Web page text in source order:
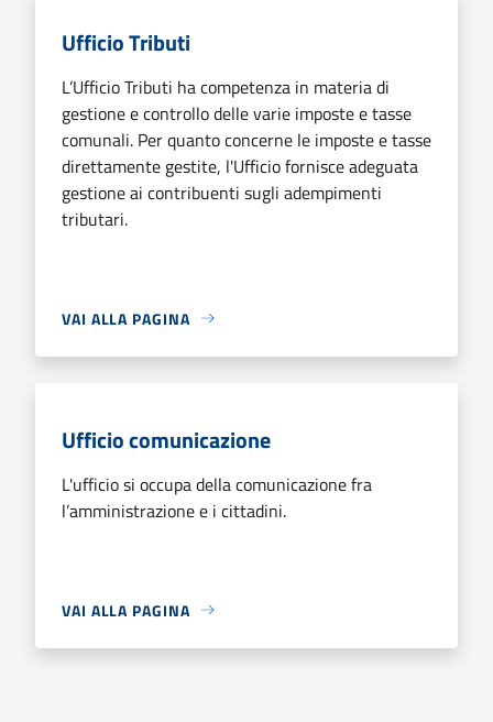
Ufficio Tributi
L’Ufficio Tributi ha competenza in materia di
gestione e controllo delle varie imposte e tasse
comunali. Per quanto concerne le imposte e tasse
direttamente gestite, l'Ufficio fornisce adeguata
gestione ai contribuenti sugli adempimenti
tributari.
VAI ALLA PAGINA
Ufficio comunicazione
L'ufficio si occupa della comunicazione fra
l’amministrazione e i cittadini.
VAI ALLA PAGINA